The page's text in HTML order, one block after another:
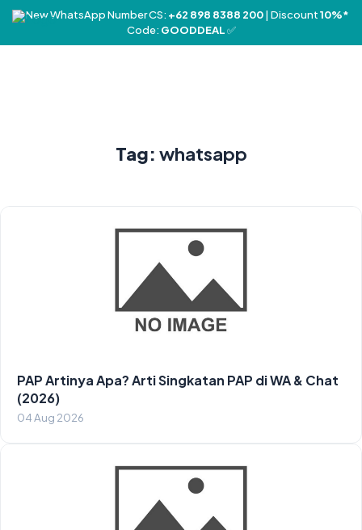
❤️ New WhatsApp Number CS: +62 898 8388 200| Discount10%*
Code: GOODDEAL✅
Tag: whatsapp
PAP Artinya Apa? Arti Singkatan PAP di WA & Chat
(2026)
04 Aug 2026